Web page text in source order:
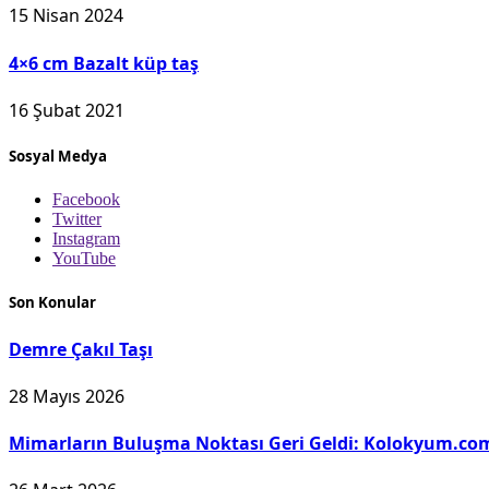
15 Nisan 2024
4×6 cm Bazalt küp taş
16 Şubat 2021
Sosyal Medya
Facebook
Twitter
Instagram
YouTube
Son Konular
Demre Çakıl Taşı
28 Mayıs 2026
Mimarların Buluşma Noktası Geri Geldi: Kolokyum.com